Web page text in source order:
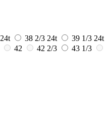
24t 38 2/3 24t 39 1/3 24t
42 42 2/3
43 1/3